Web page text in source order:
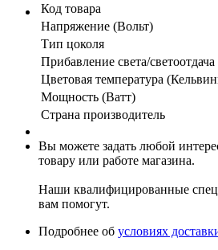
Код товара
Напряжение (Вольт)
Тип цоколя
Прибавление света/светоотдача
Цветовая температура
Мощность (Ватт)
Страна производитель
Вы можете задать любой
товару или работе магазина.
Наши квалифицированные
вам помогут.
Подробнее об условиях